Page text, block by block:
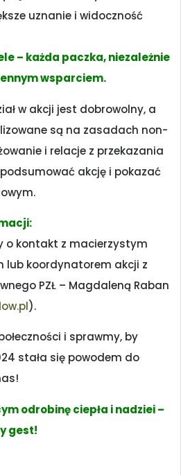
uznanie i widoczność
– każda paczka, niezależnie
wsparciem.
w akcji jest dobrowolny, a
są na zasadach non-
i relacje z przekazania
akcję i pokazać
o kontakt z macierzystym
lub koordynatorem akcji z
PZŁ – Magdaleną Raban
).
i sprawmy, by
stała się powodem do
odrobinę ciepła i nadziei –
gest!